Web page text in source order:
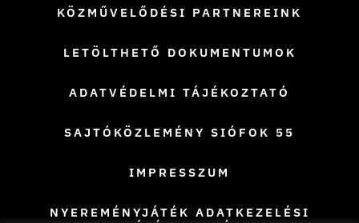
KÖZMŰVELŐDÉSI PARTNEREINK
LETÖLTHETŐ DOKUMENTUMOK
ADATVÉDELMI TÁJÉKOZTATÓ
SAJTÓKÖZLEMÉNY SIÓFOK 55
IMPRESSZUM
NYEREMÉNYJÁTÉK ADATKEZELÉSI